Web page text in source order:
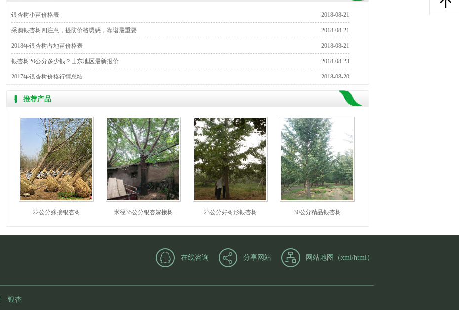
银杏树小苗价格表 2018-08-21
采购银杏树四注意，提防价格诱惑，靠谱最重要 2018-08-21
2018年银杏树占地苗价格表 2018-08-21
银杏树20公分多少钱？山东地区最新报价 2018-08-23
2017年银杏树价格行情总结 2018-08-20
推荐产品
22公分嫁接银杏树 米径35公分银杏嫁接树 23公分好树形银杏树 30公分精品银杏树
在线咨询 分享网站 网站地图（xml/html）
银杏